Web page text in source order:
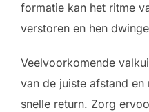
formatie kan het ritme
verstoren en hen
Veelvoorkomende
van de juiste afstand
snelle return. Zorg